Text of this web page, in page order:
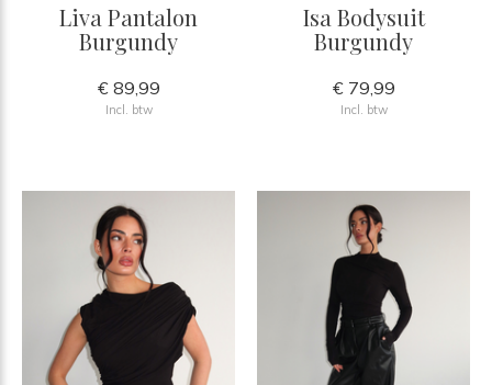
Liva Pantalon
Burgundy
€ 89,99
Incl. btw
Isa Bodysuit
Burgundy
€ 79,99
Incl. btw